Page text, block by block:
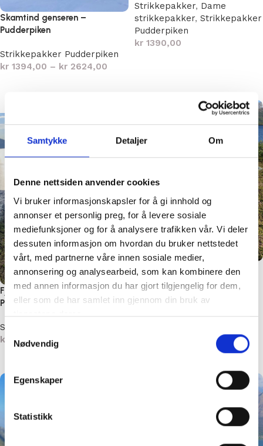
Samtykke Detaljer Om
Denne nettsiden anvender cookies
Vi bruker informasjonskapsler for å gi innhold og
annonser et personlig preg, for å levere sosiale
mediefunksjoner og for å analysere trafikken vår. Vi deler
dessuten informasjon om hvordan du bruker nettstedet
vårt, med partnerne våre innen sosiale medier,
annonsering og analysearbeid, som kan kombinere den
med annen informasjon du har gjort tilgjengelig for dem,
eller som de har samlet inn gjennom din bruk av
tjenestene deres.
Samtykkevalg
Nødvendig
Egenskaper
Statistikk
Skamtind genseren –
Pudderpiken
Strikkepakker Pudderpiken
kr 1394,00 – kr 2624,00
Strikkepakker, Dame
strikkepakker, Strikkepakker
Pudderpiken
kr 1390,00
Fjelljentergenseren –
Pudderpiken
Strikkepakker Pudderpiken
kr
1230,00 – kr
Småviltgenseren brun modell
høy hals – Pudderpiken
Strikkepakker Pudderpiken
kr960,00 – kr1088,00